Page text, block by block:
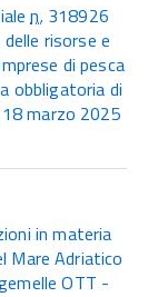
n. 318926
risorse e
di pesca
obbligatoria di
marzo 2025
in materia
Mare Adriatico
OTT -